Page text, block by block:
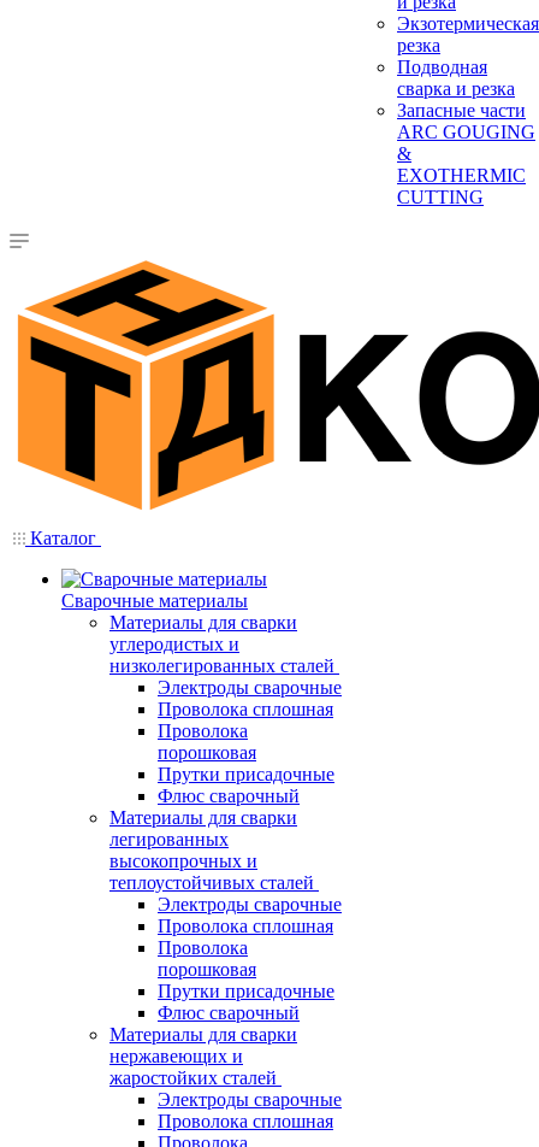
Экзотермическая
резка
Подводная
сварка и резка
Запасные части
ARC GOUGING
&
EXOTHERMIC
CUTTING
Каталог
Сварочные материалы
Материалы для сварки
углеродистых и
низколегированных сталей
Электроды сварочные
Проволока сплошная
Проволока
порошковая
Прутки присадочные
Флюс сварочный
Материалы для сварки
легированных
высокопрочных и
теплоустойчивых сталей
Электроды сварочные
Проволока сплошная
Проволока
порошковая
Прутки присадочные
Флюс сварочный
Материалы для сварки
нержавеющих и
жаростойких сталей
Электроды сварочные
Проволока сплошная
Проволока